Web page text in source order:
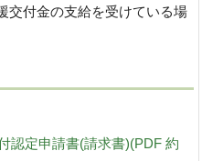
交付金の支給を受けている場
認定申請書(請求書)(PDF 約